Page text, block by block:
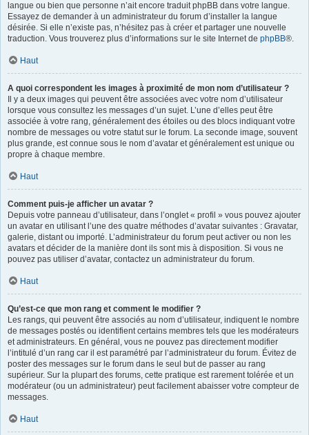
langue ou bien que personne n’ait encore traduit phpBB dans votre langue.
Essayez de demander à un administrateur du forum d’installer la langue
désirée. Si elle n’existe pas, n’hésitez pas à créer et partager une nouvelle
traduction. Vous trouverez plus d’informations sur le site Internet de phpBB®.
Haut
A quoi correspondent les images à proximité de mon nom d’utilisateur ?
Il y a deux images qui peuvent être associées avec votre nom d’utilisateur
lorsque vous consultez les messages d’un sujet. L’une d’elles peut être
associée à votre rang, généralement des étoiles ou des blocs indiquant votre
nombre de messages ou votre statut sur le forum. La seconde image, souvent
plus grande, est connue sous le nom d’avatar et généralement est unique ou
propre à chaque membre.
Haut
Comment puis-je afficher un avatar ?
Depuis votre panneau d’utilisateur, dans l’onglet « profil » vous pouvez ajouter
un avatar en utilisant l’une des quatre méthodes d’avatar suivantes : Gravatar,
galerie, distant ou importé. L’administrateur du forum peut activer ou non les
avatars et décider de la manière dont ils sont mis à disposition. Si vous ne
pouvez pas utiliser d’avatar, contactez un administrateur du forum.
Haut
Qu’est-ce que mon rang et comment le modifier ?
Les rangs, qui peuvent être associés au nom d’utilisateur, indiquent le nombre
de messages postés ou identifient certains membres tels que les modérateurs
et administrateurs. En général, vous ne pouvez pas directement modifier
l’intitulé d’un rang car il est paramétré par l’administrateur du forum. Évitez de
poster des messages sur le forum dans le seul but de passer au rang
supérieur. Sur la plupart des forums, cette pratique est rarement tolérée et un
modérateur (ou un administrateur) peut facilement abaisser votre compteur de
messages.
Haut